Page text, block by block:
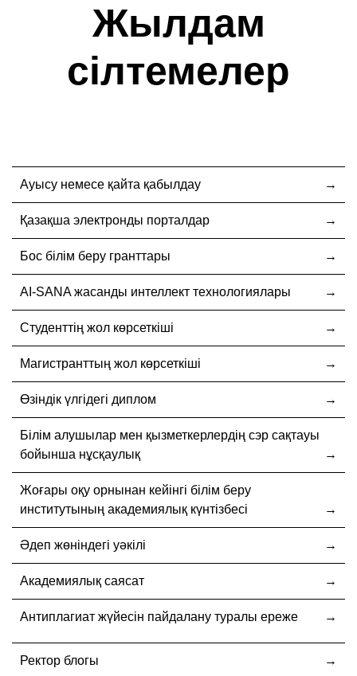
Жылдам
сілтемелер
Ауысу немесе қайта қабылдау
Қазақша электронды порталдар
Бос білім беру гранттары
AI-SANA жасанды интеллект технологиялары
Студенттің жол көрсеткіші
Магистранттың жол көрсеткіші
Өзіндік үлгідегі диплом
Білім алушылар мен қызметкерлердің сэр сақтауы
бойынша нұсқаулық
Жоғары оқу орнынан кейінгі білім беру
институтының академиялық күнтізбесі
Әдеп жөніндегі уәкілі
Академиялық саясат
Антиплагиат жүйесін пайдалану туралы ереже
Ректор блогы